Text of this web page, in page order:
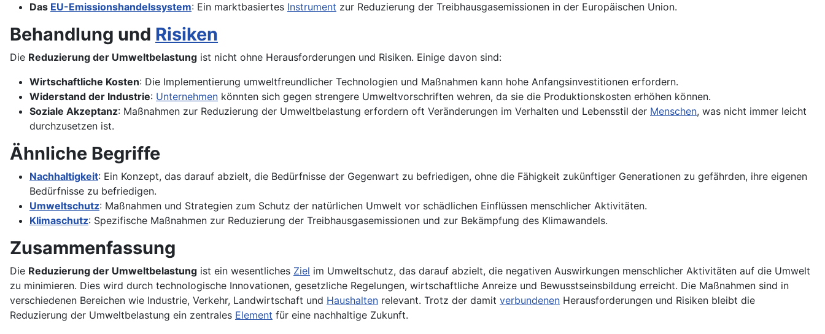
Das EU-Emissionshandelssystem: Ein marktbasiertes Instrument zur Reduzierung der Treibhausgasemissionen in der Europäischen Union.
Behandlung und Risiken
Die Reduzierung der Umweltbelastung ist nicht ohne Herausforderungen und Risiken. Einige davon sind:
Wirtschaftliche Kosten: Die Implementierung umweltfreundlicher Technologien und Maßnahmen kann hohe Anfangsinvestitionen erfordern.
Widerstand der Industrie: Unternehmen könnten sich gegen strengere Umweltvorschriften wehren, da sie die Produktionskosten erhöhen können.
Soziale Akzeptanz: Maßnahmen zur Reduzierung der Umweltbelastung erfordern oft Veränderungen im Verhalten und Lebensstil der Menschen, was nicht immer leicht
durchzusetzen ist.
Ähnliche Begriffe
Nachhaltigkeit: Ein Konzept, das darauf abzielt, die Bedürfnisse der Gegenwart zu befriedigen, ohne die Fähigkeit zukünftiger Generationen zu gefährden, ihre eigenen
Bedürfnisse zu befriedigen.
Umweltschutz: Maßnahmen und Strategien zum Schutz der natürlichen Umwelt vor schädlichen Einflüssen menschlicher Aktivitäten.
Klimaschutz: Spezifische Maßnahmen zur Reduzierung der Treibhausgasemissionen und zur Bekämpfung des Klimawandels.
Zusammenfassung
Die Reduzierung der Umweltbelastung ist ein wesentliches Ziel im Umweltschutz, das darauf abzielt, die negativen Auswirkungen menschlicher Aktivitäten auf die Umwelt
zu minimieren. Dies wird durch technologische Innovationen, gesetzliche Regelungen, wirtschaftliche Anreize und Bewusstseinsbildung erreicht. Die Maßnahmen sind in
verschiedenen Bereichen wie Industrie, Verkehr, Landwirtschaft und Haushalten relevant. Trotz der damit verbundenen Herausforderungen und Risiken bleibt die
Reduzierung der Umweltbelastung ein zentrales Element für eine nachhaltige Zukunft.